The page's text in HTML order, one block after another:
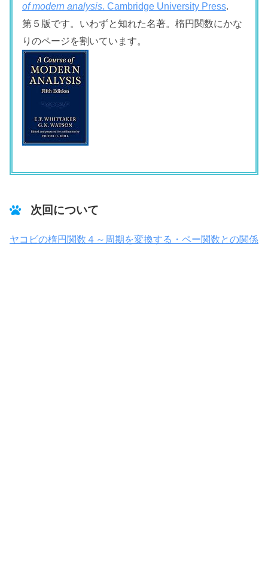
of modern analysis. Cambridge University Press.
第５版です。いわずと知れた名著。楕円関数にかな
りのページを割いています。
次回について
ヤコビの楕円関数４～周期を変換する・ペー関数との関係